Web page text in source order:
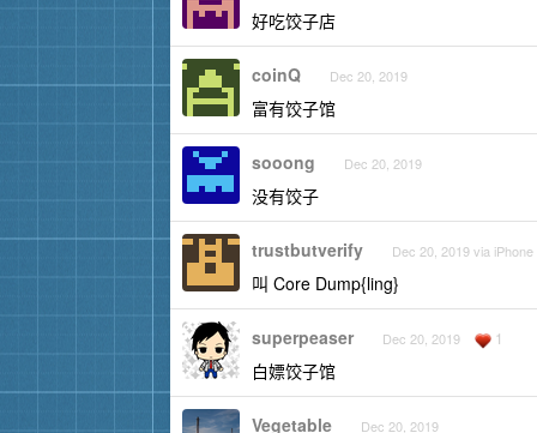
好吃饺子店
coinQ Dec 20, 2019
富有饺子馆
sooong Dec 20, 2019
没有饺子
trustbutverify Dec 20, 2019 via iPhone
叫 Core Dump{ling}
superpeaser Dec 20, 2019 1
白嫖饺子馆
Vegetable Dec 20, 2019